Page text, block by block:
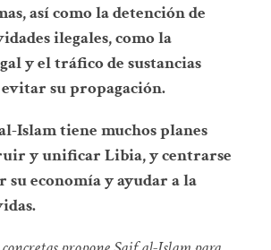
así como la detención de
ilegales, como la
y el tráfico de sustancias
su propagación.
Islam tiene muchos planes
y unificar Libia, y centrarse
su economía y ayudar a la